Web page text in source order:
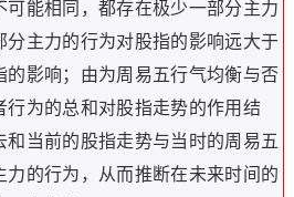
可能相同，都存在极少一部分主力
分主力的行为对股指的影响远大于
的影响；由为周易五行气均衡与否
行为的总和对股指走势的作用结
和当前的股指走势与当时的周易五
力的行为，从而推断在未来时间的